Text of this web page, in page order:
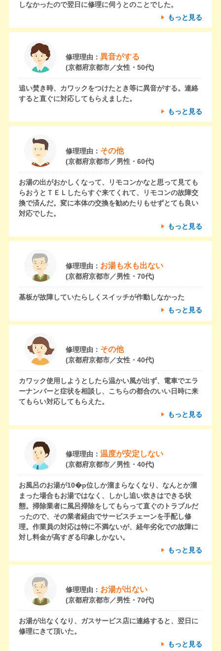
しなかったので翌日に修理に伺うとのことでした。
もっと見る
修理理由： 異音がする
(京都府京都市／女性・50代)
追い焚き時、カワックをつけたとき等に異音がする。連絡
すると直ぐに対応してもらえました。
もっと見る
修理理由： その他
(京都府京都市／男性・60代)
お湯の出がおかしくなって、リモコンかなと思って見ても
らおうとＴＥＬしたらすぐ来てくれて、リモコンの故障交
換で済んだ。変に本体の交換を勧めたりもせずとても良い
対応でした。
もっと見る
修理理由： お湯も水も出ない
(京都府京都市／男性・70代)
基板が故障していたらしくスイッチが作動しなかった
もっと見る
修理理由： その他
(京都府京都市／女性・40代)
カワック使用しようとしたら温かい風が出ず、電車でエラ
ーナンバーと症状を相談し、こちらの都合のいい日時に来
てもらい対応してもらえた。
もっと見る
修理理由： 温度が安定しない
(京都府京都市／男性・40代)
お風呂のお湯が10�p位しか溜まらなくなり、なんとか溜
まった場合もお湯ではなく、しかし追い炊きはできる状
態。掃除業者に風呂掃除をしてもらって直ぐのトラブルだ
ったので、その業者経由でサービスチェーンを手配し修
理。作業員の対応は特に不満ないが、経年劣化での故障に
対し料金が高すぎる印象しかない。
もっと見る
修理理由： お湯が出ない
(京都府京都市／男性・70代)
お湯が出なくなり、ガスサービス店に連絡すると、翌日に
修理にきて頂いた。
もっと見る